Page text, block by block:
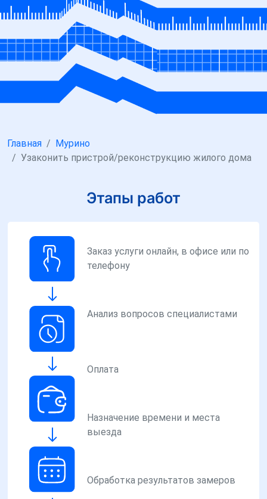
Главная
Мурино
Узаконить пристрой/реконструкцию жилого дома
Этапы работ
Заказ услуги онлайн, в офисе или по
телефону
Анализ вопросов специалистами
Оплата
Назначение времени и места
выезда
Обработка результатов замеров